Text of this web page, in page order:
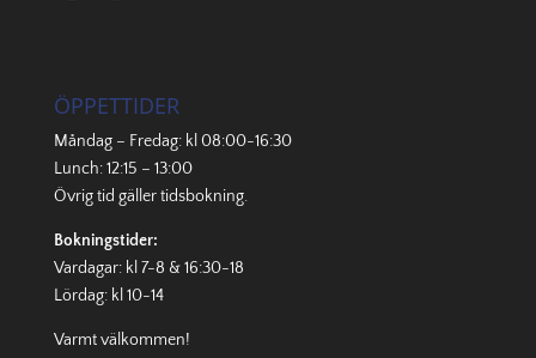
ÖPPETTIDER
Måndag – Fredag: kl 08:00-16:30
Lunch: 12:15 – 13:00
Övrig tid gällertidsbokning.
Bokningstider:
Vardagar: kl 7-8 & 16:30-18
Lördag: kl 10-14
Varmt välkommen!